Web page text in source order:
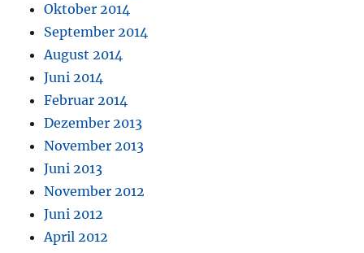
Oktober 2014
September 2014
August 2014
Juni 2014
Februar 2014
Dezember 2013
November 2013
Juni 2013
November 2012
Juni 2012
April 2012